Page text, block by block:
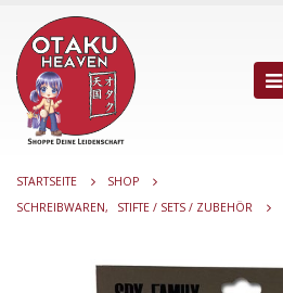
STARTSEITE
SHOP
SCHREIBWAREN, STIFTE / SETS / ZUBEHÖR